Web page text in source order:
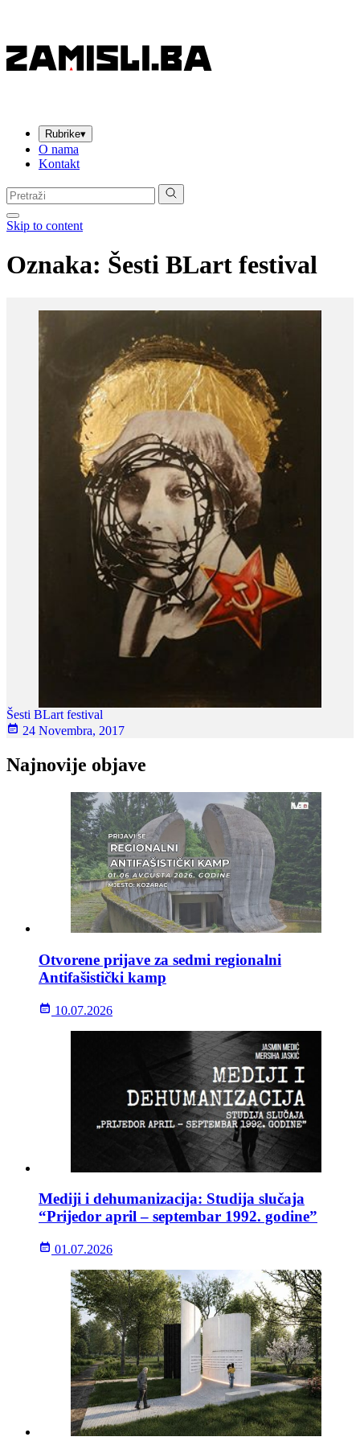
Rubrike▾
O nama
Kontakt
Pretraga:
Skip to content
Oznaka: Šesti BLart festival
Šesti BLart festival
24 Novembra, 2017
Najnovije objave
Otvorene prijave za sedmi regionalni
Antifašistički kamp
10.07.2026
Mediji i dehumanizacija: Studija slučaja
“Prijedor april – septembar 1992. godine”
01.07.2026